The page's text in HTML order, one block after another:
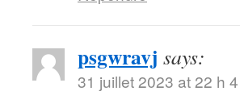
psgwravj says:
31 juillet 2023 at 22 h